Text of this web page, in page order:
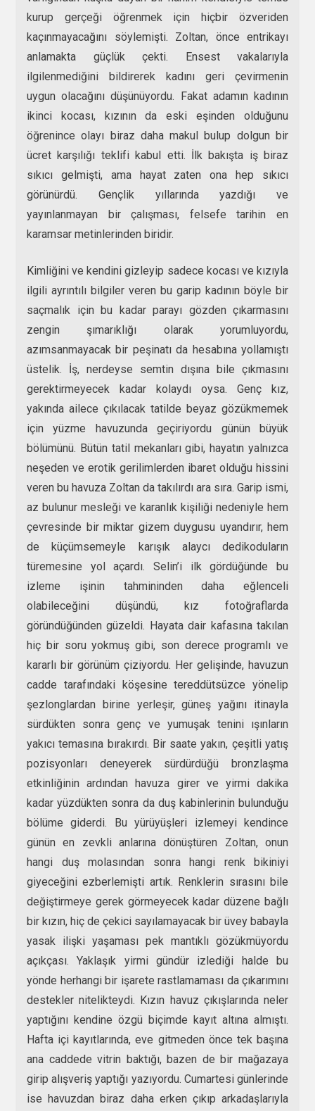
kurup gerçeği öğrenmek için hiçbir özveriden
kaçınmayacağını söylemişti. Zoltan, önce entrikayı
anlamakta güçlük çekti. Ensest vakalarıyla
ilgilenmediğini bildirerek kadını geri çevirmenin
uygun olacağını düşünüyordu. Fakat adamın kadının
ikinci kocası, kızının da eski eşinden olduğunu
öğrenince olayı biraz daha makul bulup dolgun bir
ücret karşılığı teklifi kabul etti. İlk bakışta iş biraz
sıkıcı gelmişti, ama hayat zaten ona hep sıkıcı
görünürdü. Gençlik yıllarında yazdığı ve
yayınlanmayan bir çalışması, felsefe tarihin en
karamsar metinlerinden biridir.
Kimliğini ve kendini gizleyip sadece kocası ve kızıyla
ilgili ayrıntılı bilgiler veren bu garip kadının böyle bir
saçmalık için bu kadar parayı gözden çıkarmasını
zengin şımarıklığı olarak yorumluyordu,
azımsanmayacak bir peşinatı da hesabına yollamıştı
üstelik. İş, nerdeyse semtin dışına bile çıkmasını
gerektirmeyecek kadar kolaydı oysa. Genç kız,
yakında ailece çıkılacak tatilde beyaz gözükmemek
için yüzme havuzunda geçiriyordu günün büyük
bölümünü. Bütün tatil mekanları gibi, hayatın yalnızca
neşeden ve erotik gerilimlerden ibaret olduğu hissini
veren bu havuza Zoltan da takılırdı ara sıra. Garip ismi,
az bulunur mesleği ve karanlık kişiliği nedeniyle hem
çevresinde bir miktar gizem duygusu uyandırır, hem
de küçümsemeyle karışık alaycı dedikoduların
türemesine yol açardı. Selin’i ilk gördüğünde bu
izleme işinin tahmininden daha eğlenceli
olabileceğini düşündü, kız fotoğraflarda
göründüğünden güzeldi. Hayata dair kafasına takılan
hiç bir soru yokmuş gibi, son derece programlı ve
kararlı bir görünüm çiziyordu. Her gelişinde, havuzun
cadde tarafındaki köşesine tereddütsüzce yönelip
şezlonglardan birine yerleşir, güneş yağını itinayla
sürdükten sonra genç ve yumuşak tenini ışınların
yakıcı temasına bırakırdı. Bir saate yakın, çeşitli yatış
pozisyonları deneyerek sürdürdüğü bronzlaşma
etkinliğinin ardından havuza girer ve yirmi dakika
kadar yüzdükten sonra da duş kabinlerinin bulunduğu
bölüme giderdi. Bu yürüyüşleri izlemeyi kendince
günün en zevkli anlarına dönüştüren Zoltan, onun
hangi duş molasından sonra hangi renk bikiniyi
giyeceğini ezberlemişti artık. Renklerin sırasını bile
değiştirmeye gerek görmeyecek kadar düzene bağlı
bir kızın, hiç de çekici sayılamayacak bir üvey babayla
yasak ilişki yaşaması pek mantıklı gözükmüyordu
açıkçası. Yaklaşık yirmi gündür izlediği halde bu
yönde herhangi bir işarete rastlamaması da çıkarımını
destekler nitelikteydi. Kızın havuz çıkışlarında neler
yaptığını kendine özgü biçimde kayıt altına almıştı.
Hafta içi kayıtlarında, eve gitmeden önce tek başına
ana caddede vitrin baktığı, bazen de bir mağazaya
girip alışveriş yaptığı yazıyordu. Cumartesi günlerinde
ise havuzdan biraz daha erken çıkıp arkadaşlarıyla